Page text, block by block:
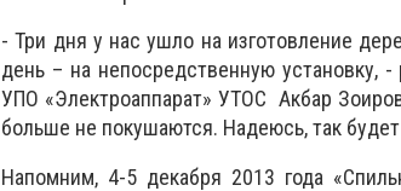
- Три дня у нас ушло на изготовление
день – на непосредственную установку,
УПО «Электроаппарат» УТОС Акбар
больше не покушаются. Надеюсь, так
Напомним, 4-5 декабря 2013 года